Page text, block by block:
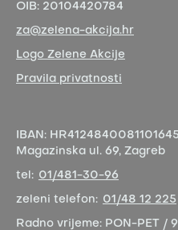
OIB: 20104420784
za@zelena-akcija.hr
Logo Zelene Akcije
Pravila privatnosti
IBAN:
Magazinska ul. 69, Zagreb
tel: 01/481-30-96
zeleni telefon: 01/48 12 225
Radno vrijeme: PON-PET /